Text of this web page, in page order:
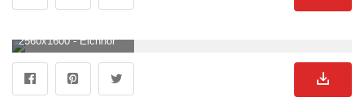
2560x1600 - Eichhörnchen, Kiefernzweige 2560x1600 HD Hintergrundbilder, HD, Bild. Eichhornchen Hintergrund .